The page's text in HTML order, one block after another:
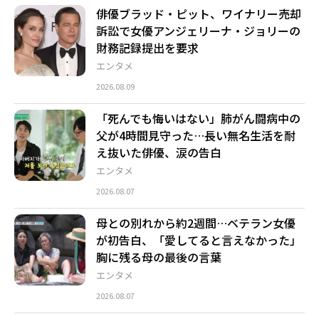
エンタメ
俳優ブラッド・ピット、ワイナリー売却
訴訟で女優アンジェリーナ・ジョリーの
財務記録提出を要求
2026.08.09
エンタメ
「死んでも悔いはない」肺がん闘病中の
父が4時間見守った…長い無名生活を耐
え抜いた俳優、涙の告白
2026.08.07
エンタメ
母との別れから約2週間…ベテラン女優
が初告白、「愛してると言えなかった」
胸に残る母の最後の言葉
2026.08.07